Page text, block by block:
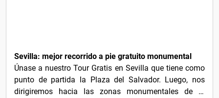
Sevilla: mejor recorrido a pie gratuito monumental
Únase a nuestro Tour Gratis en Sevilla que tiene como
punto de partida la Plaza del Salvador. Luego, nos
dirigiremos hacia las zonas monumentales de la